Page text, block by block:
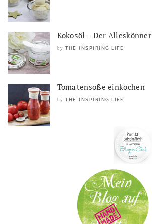
Kokosöl – Der Alleskönner
by THE INSPIRING LIFE
Tomatensoße einkochen
by THE INSPIRING LIFE